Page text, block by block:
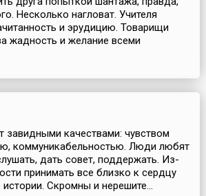
Несколько нагловат. Учителя
и эрудицию. Товарищи
жадность и желание всеми
завидными качествами: чувством
коммуникабельностью. Люди любят
дать совет, поддержать. Из-
принимать все близко к сердцу
Скромны и нерешите...